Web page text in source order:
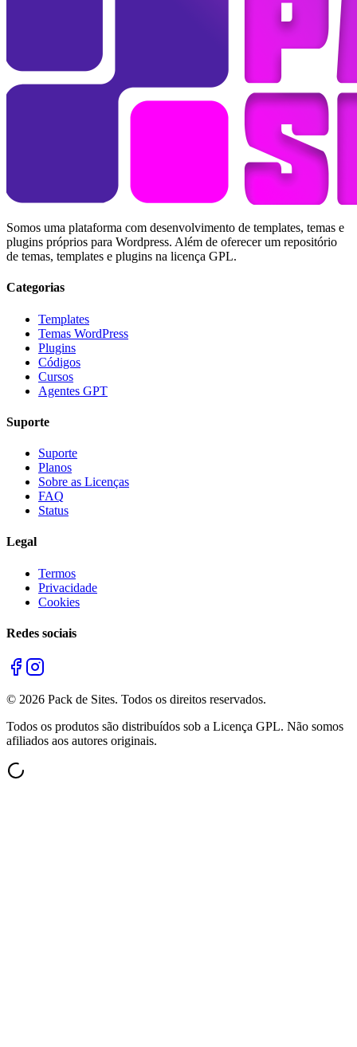
Somos uma plataforma com desenvolvimento de templates, temas e
plugins próprios para Wordpress. Além de oferecer um repositório
de temas, templates e plugins na licença GPL.
Categorias
Templates
Temas WordPress
Plugins
Códigos
Cursos
Agentes GPT
Suporte
Suporte
Planos
Sobre as Licenças
FAQ
Status
Legal
Termos
Privacidade
Cookies
Redes sociais
© 2026 Pack de Sites. Todos os direitos reservados.
Todos os produtos são distribuídos sob a Licença GPL. Não somos
afiliados aos autores originais.